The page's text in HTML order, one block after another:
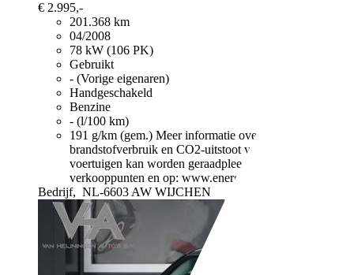
€ 2.995,-
201.368 km
04/2008
78 kW (106 PK)
Gebruikt
- (Vorige eigenaren)
Handgeschakeld
Benzine
- (l/100 km)
191 g/km (gem.) Meer informatie over het
brandstofverbruik en CO2-uitstoot van nieuwe
voertuigen kan worden geraadpleegd bij alle
verkooppunten en op: www.energielabel.nl
Bedrijf, NL-6603 AW WIJCHEN